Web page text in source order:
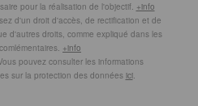
pour la réalisation de l'objectif. +info
d'un droit d'accès, de rectification et de
d'autres droits, comme expliqué dans les
+info
pouvez consulter les informations
sur la protection des données ici.